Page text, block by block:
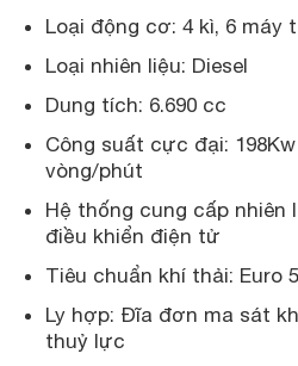
Loại động cơ: 4 kì, 6 máy
Loại nhiên liệu: Diesel
Dung tích: 6.690 cc
Công suất cực đại: 198Kw
vòng/phút
Hệ thống cung cấp nhiên
điều khiển điện tử
Tiêu chuẩn khí thải: Euro 5
Ly hợp: Đĩa đơn ma sát
thuỷ lực